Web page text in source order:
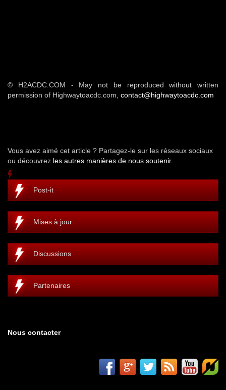
© H2ACDC.COM - May not be reproduced without written
permission of Highwaytoacdc.com, contact@highwaytoacdc.com
Vous avez aimé cet article ? Partagez-le sur les réseaux sociaux
ou découvrez les autres manières de nous soutenir.
Post-it
Mises à jour
Discussions
Partenaires
Nous contacter